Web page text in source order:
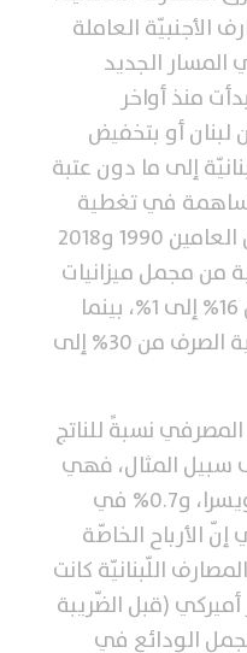
الأجنبيّة العاملة
المسار الجديد
منذ أواخر
لبنان أو بتخفيض
إلى ما دون عتبة
في تغطية
الخسائر القادمة لا محالة. بين العامين 1990 و2018
من مجمل ميزانيات
القطاع المصرفيّ اللّبنانيّ من 16% إلى 1%، بينما
ارتفعت حصة المصارف المحلية الصرف من 30% إلى
المصرفي نسبةً للناتج
في العام 2018 على سبيل المثال، فهي
5.6% في لبنان، 1.5% في سويسرا، و0.7% في
إنّ الأرباح الخاصّة
اللّبنانيّة كانت
دولار أميركي (قبل الضّريبة
الودائع في